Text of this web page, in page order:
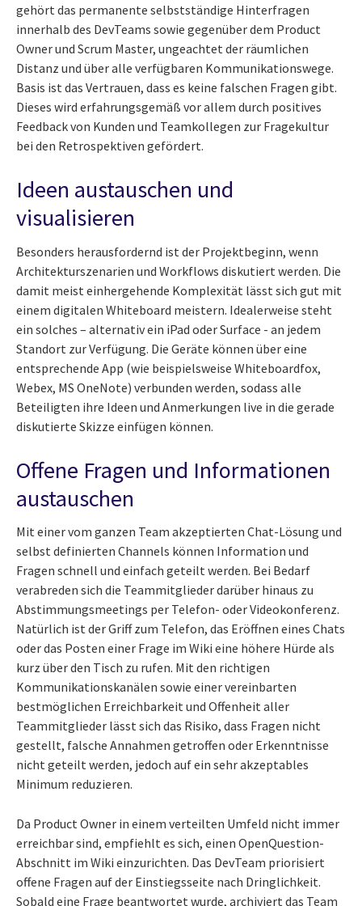
gehört das permanente selbstständige Hinterfragen
innerhalb des DevTeams sowie gegenüber dem Product
Owner und Scrum Master, ungeachtet der räumlichen
Distanz und über alle verfügbaren Kommunikationswege.
Basis ist das Vertrauen, dass es keine falschen Fragen gibt.
Dieses wird erfahrungsgemäß vor allem durch positives
Feedback von Kunden und Teamkollegen zur Fragekultur
bei den Retrospektiven gefördert.
Ideen austauschen und
visualisieren
Besonders herausfordernd ist der Projektbeginn, wenn
Architekturszenarien und Workflows diskutiert werden. Die
damit meist einhergehende Komplexität lässt sich gut mit
einem digitalen Whiteboard meistern. Idealerweise steht
ein solches – alternativ ein iPad oder Surface - an jedem
Standort zur Verfügung. Die Geräte können über eine
entsprechende App (wie beispielsweise Whiteboardfox,
Webex, MS OneNote) verbunden werden, sodass alle
Beteiligten ihre Ideen und Anmerkungen live in die gerade
diskutierte Skizze einfügen können.
Offene Fragen und Informationen
austauschen
Mit einer vom ganzen Team akzeptierten Chat-Lösung und
selbst definierten Channels können Information und
Fragen schnell und einfach geteilt werden. Bei Bedarf
verabreden sich die Teammitglieder darüber hinaus zu
Abstimmungsmeetings per Telefon- oder Videokonferenz.
Natürlich ist der Griff zum Telefon, das Eröffnen eines Chats
oder das Posten einer Frage im Wiki eine höhere Hürde als
kurz über den Tisch zu rufen. Mit den richtigen
Kommunikationskanälen sowie einer vereinbarten
bestmöglichen Erreichbarkeit und Offenheit aller
Teammitglieder lässt sich das Risiko, dass Fragen nicht
gestellt, falsche Annahmen getroffen oder Erkenntnisse
nicht geteilt werden, jedoch auf ein sehr akzeptables
Minimum reduzieren.
Da Product Owner in einem verteilten Umfeld nicht immer
erreichbar sind, empfiehlt es sich, einen OpenQuestion-
Abschnitt im Wiki einzurichten. Das DevTeam priorisiert
offene Fragen auf der Einstiegsseite nach Dringlichkeit.
Sobald eine Frage beantwortet wurde, archiviert das Team